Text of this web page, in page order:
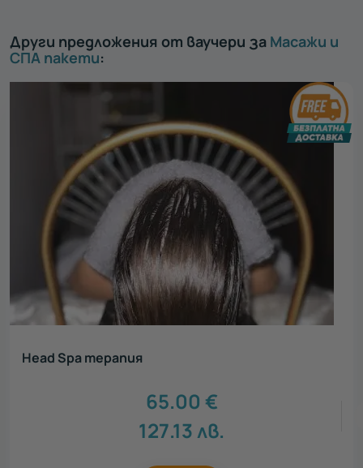
Други предложения от ваучери за Масажи и
СПА пакети:
Head Spa терапия
65.00 €
127.13лв.